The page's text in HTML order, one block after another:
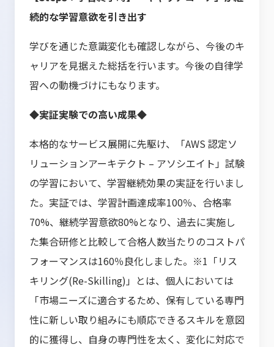
続的な学習意欲を引き出す
学びを通じた意識変化も確認しながら、今後のキ
ャリアを見据えた総括を行います。今後の自律学
習への動機づけにもなります。
◆実証実験での高い成果◆
本格的なサービス展開に先駆け、「AWS 認定ソ
リューションアーキテクト – アソシエイト」試験
の学習において、学習継続効果の実証を行いまし
た。実証では、学習計画達成率100％、合格率
70%、継続学習意欲80%となり、過去に実施し
た集合研修と比較して合格人数当たりのコストパ
フォーマンスは160％良化しました。※1「リス
キリング(Re-Skilling)」とは、個人においては
「市場ニーズに適合するため、保有している専門
性に新しい取り組みにも順応できるスキルを意図
的に獲得し、自身の専門性を太く、変化に対応で